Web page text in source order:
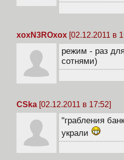
xoxN3ROxox [02.12.2011 в
режим - раз
сотнями)
CSka [02.12.2011 в 17:52]
"грабления
украли